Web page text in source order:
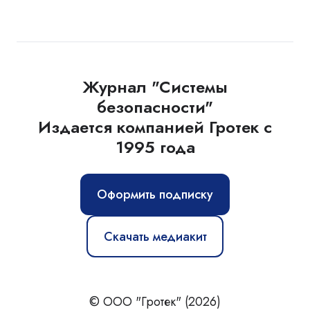
Журнал "Системы
безопасности"
Издается компанией Гротек с
1995 года
Оформить подписку
Скачать медиакит
© ООО "Гротек" (2026)